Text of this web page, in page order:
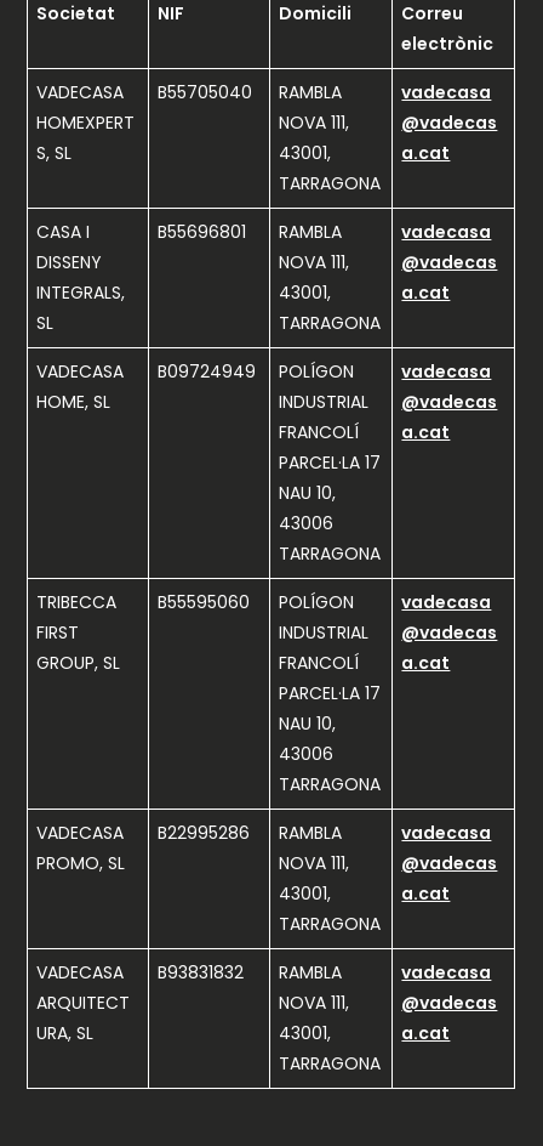
Societat NIF Domicili
Correu
electrònic
VADECASA
HOMEXPERT
S, SL
B55705040
RAMBLA
NOVA 111,
43001,
TARRAGONA
vadecasa
@vadecas
a.cat
CASA I
DISSENY
INTEGRALS,
SL
B55696801
RAMBLA
NOVA 111,
43001,
TARRAGONA
vadecasa
@vadecas
a.cat
VADECASA
HOME, SL
B09724949
POLÍGON
INDUSTRIAL
FRANCOLÍ
PARCEL·LA 17
NAU 10,
43006
TARRAGONA
vadecasa
@vadecas
a.cat
TRIBECCA
FIRST
GROUP, SL
B55595060
POLÍGON
INDUSTRIAL
FRANCOLÍ
PARCEL·LA 17
NAU 10,
43006
TARRAGONA
vadecasa
@vadecas
a.cat
VADECASA
PROMO, SL
B22995286
RAMBLA
NOVA 111,
43001,
TARRAGONA
vadecasa
@vadecas
a.cat
VADECASA
ARQUITECT
URA, SL
B93831832
RAMBLA
NOVA 111,
43001,
TARRAGONA
vadecasa
@vadecas
a.cat